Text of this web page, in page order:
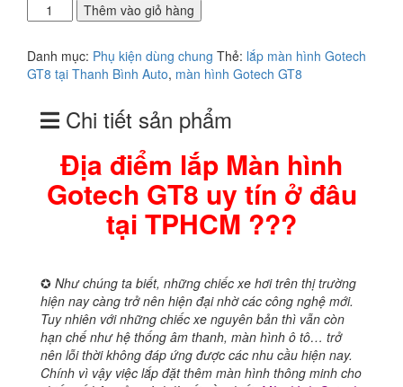
điểm
Màn
hình
GT8
uy
đâu
lượng
Thêm vào giỏ hàng
Danh mục: Phụ kiện dùng chung Thẻ: lắp màn hình Gotech
GT8 tại Thanh Bình Auto, màn hình Gotech GT8
Chi tiết sản phẩm
Địa điểm lắp Màn hình
Gotech GT8 uy tín ở đâu
tại TPHCM ???
✪ Như chúng ta biết, những chiếc xe hơi trên thị trường
hiện nay càng trở nên hiện đại nhờ các công nghệ mới.
Tuy nhiên với những chiếc xe nguyên bản thì vẫn còn
hạn chế như hệ thống âm thanh, màn hình ô tô… trở
nên lỗi thời không đáp ứng được các nhu cầu hiện nay.
Chính vì vậy việc lắp đặt thêm màn hình thông minh cho